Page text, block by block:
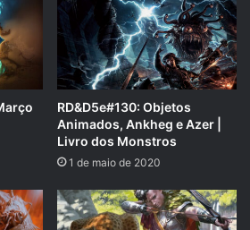
doadores/
de RPG, então não se
,
RD&D5e#130: Objetos
Animados, Ankheg e Azer |
Livro dos Monstros
1 de maio de 2020